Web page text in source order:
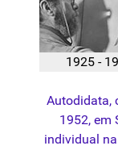
1925 -
Autodidata,
1952, em
individual